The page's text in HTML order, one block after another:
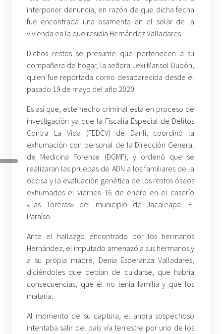
interponer denuncia, en razón de que dicha fecha
fue encontrada una osamenta en el solar de la
vivienda en la que residía Hernández Valladares.
Dichos restos se presume que pertenecen a su
compañera de hogar, la señora Lexi Marisol Dubón,
quien fue reportada como desaparecida desde el
pasado 19 de mayo del año 2020.
Es así que, este hecho criminal está en proceso de
investigación ya que la Fiscalía Especial de Delitos
Contra La Vida (FEDCV) de Danlí, coordinó la
exhumación con personal de la Dirección General
de Medicina Forense (DGMF), y ordenó que se
realizaran las pruebas de ADN a los familiares de la
occisa y la evaluación genética de los restos óseos
exhumados el viernes 16 de enero en el caserío
«Las Toreras» del municipio de Jacaleapa, El
Paraíso.
Ante el hallazgo encontrado por los hermanos
Hernández, el imputado amenazó a sus hermanos y
a su propia madre, Denia Esperanza Valladares,
diciéndoles que debían de cuidarse, que habría
consecuencias, que él no tenía familia y que los
mataría.
Al momento de su captura, el ahora sospechoso
intentaba salir del país vía terrestre por uno de los